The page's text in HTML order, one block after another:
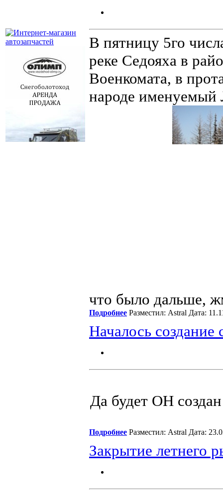
В пятницу 5го
реке Седояха в
Военкомата, в
народе
что было дальше,
Подробнее Разместил: Astral Дата:
Началось
Да будет ОН
Подробнее Разместил: Astral Дата:
Закрытие летнего